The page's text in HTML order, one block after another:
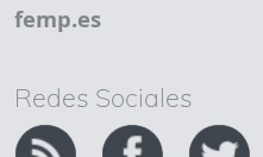
femp.es
Redes Sociales